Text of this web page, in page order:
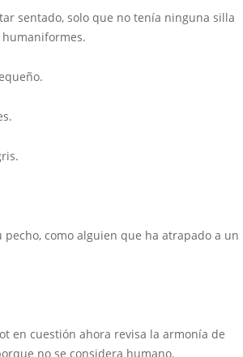
sentado, solo que no tenía ninguna silla
humaniformes.
como alguien que ha atrapado a un
en cuestión ahora revisa la armonía de
no se considera humano.